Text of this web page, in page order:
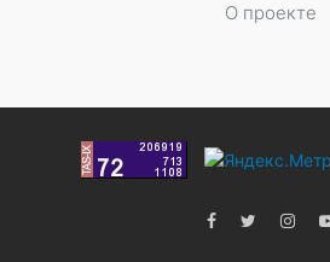
О проекте